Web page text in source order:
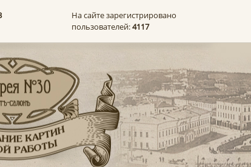
На сайте зарегистрировано
пользователей:4117